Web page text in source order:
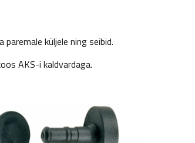
küljele ning seibid.
AKS-i kaldvardaga.